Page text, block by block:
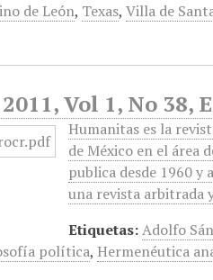
de León, Texas,Villa de
Vol 1, No 38,
Humanitas es la
de México en el área
publica desde 1960 y
una revista arbitrada
Etiquetas:Adolfo
política, Hermenéutica